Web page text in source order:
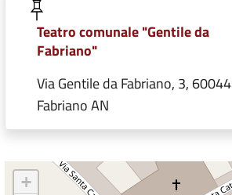
Teatro comunale "Gentile da
Fabriano"
Via Gentile da Fabriano, 3, 60044
Fabriano AN
+